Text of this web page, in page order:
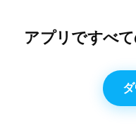
アプリですべ